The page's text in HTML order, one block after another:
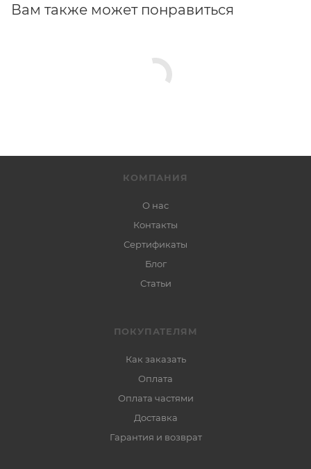
Вам также может понравиться
КОМПАНИЯ
О нас
Контакты
Сертификаты
Блог
Статьи
ПОКУПАТЕЛЯМ
Как заказать
Оплата
Оплата частями
Доставка
Гарантия и возврат